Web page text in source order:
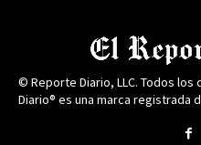
© Reporte Diario, LLC. Todos
Diario® es una marca registrada